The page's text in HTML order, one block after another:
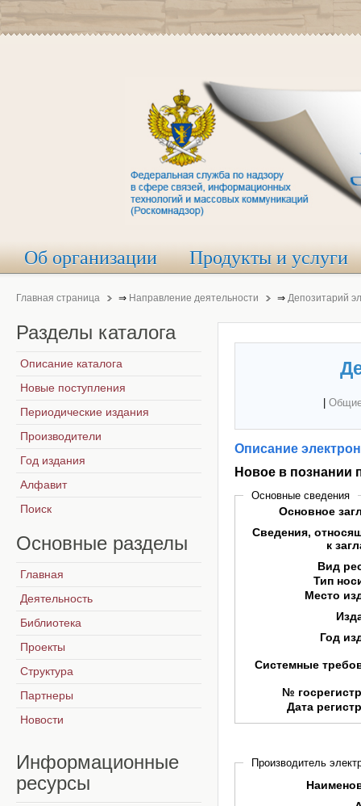
Об организации Продукты и услуги
Главная страница ⇒ Направление деятельности ⇒ Депозитарий
Описание
Новое в познании
Основные сведения
Основное
Сведения,
к
Вид
Тип
Место
Год
Системные
№
Дата
Производитель
Разделы каталога
Описание каталога
Новые поступления
Периодические издания
Производители
Год издания
Алфавит
Поиск
Основные разделы
Главная
Деятельность
Библиотека
Проекты
Структура
Партнеры
Новости
Информационные
ресурсы